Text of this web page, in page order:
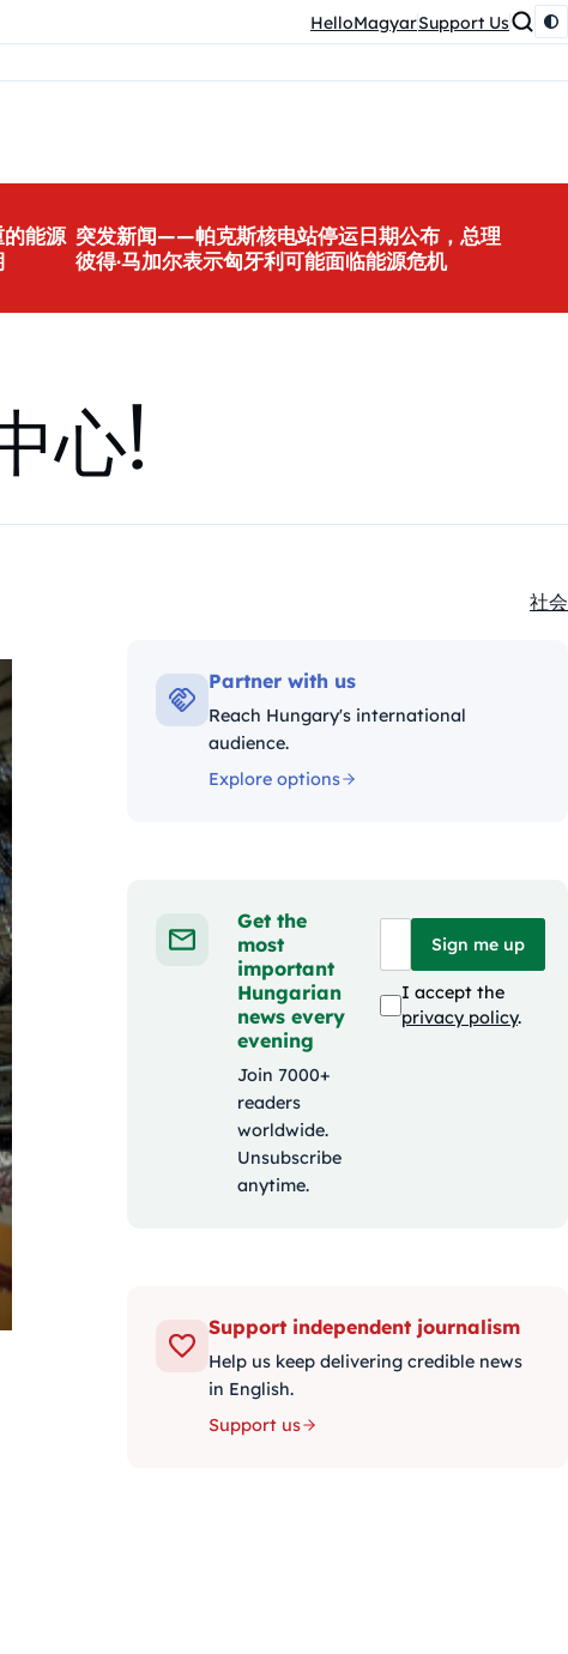
HelloMagyarSupport Us
能源 突发新闻——帕克斯核电站停运日期公布，总理
彼得·马加尔表示匈牙利可能面临能源危机
心!
社会
Partner with us
Reach Hungary's international
audience.
Explore options
Get the
most
important
Hungarian
news every
evening
Join 7000+
readers
worldwide.
Unsubscribe
anytime.
Sign me up
I accept the
privacy policy.
Support independent journalism
Help us keep delivering credible news
in English.
Support us